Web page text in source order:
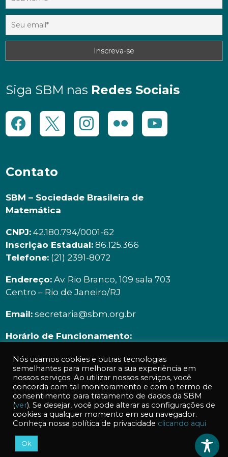
Siga SBM nas Redes Sociais
Contato
SBM – Sociedade Brasileira de
Matemática
CNPJ: 42.180.794/0001-62
Inscrição Estadual: 86.125.366
Telefone: (21) 2391-8072
Endereço: Av. Rio Branco, 109 sala 703
Centro – Rio de Janeiro/RJ
Email: secretaria@sbm.org.br
Horário de Funcionamento:
Acessos a essa página: 422
© 2026 SBM - Sociedade Brasileira de Matemática
Nós usamos cookies e outras tecnologias
semelhantes para melhorar a sua experiência em
nossos serviços. Ao utilizar nossos serviços, você
concorda com tal monitoramento e com o termo de
consentimento para tratamento de dados da SBM
(ver). Se desejar, você pode alterar as configurações de
cookies a qualquer momento em seu navegador.
Conheça nossa política de privacidade clicando aqui
Ok